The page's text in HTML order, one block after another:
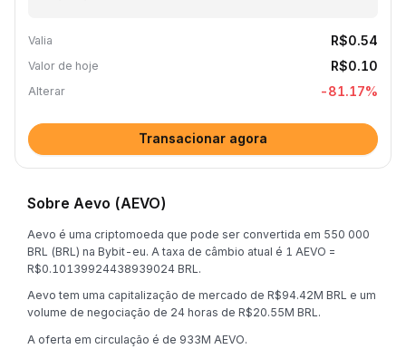
Valia R$0.54
Valor de hoje R$0.10
Alterar -81.17%
Transacionar agora
Sobre Aevo (AEVO)
Aevo é uma criptomoeda que pode ser convertida em 550 000
BRL (BRL) na Bybit-eu. A taxa de câmbio atual é 1 AEVO =
R$0.10139924438939024 BRL.
Aevo tem uma capitalização de mercado de R$94.42M BRL e um
volume de negociação de 24 horas de R$20.55M BRL.
A oferta em circulação é de 933M AEVO.